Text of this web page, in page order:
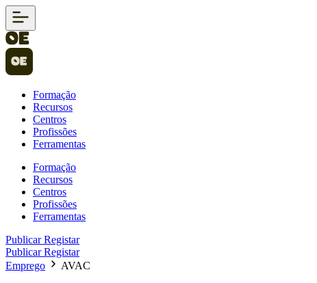
Formação
Recursos
Centros
Profissões
Ferramentas
Formação
Recursos
Centros
Profissões
Ferramentas
PublicarRegistar
PublicarRegistar
Emprego
AVAC